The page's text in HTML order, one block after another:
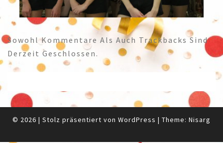
Sowohl Kommentare Als Auch Trackbacks Sind
Derzeit Geschlossen.
© 2026 | Stolz präsentiert von WordPress | Theme: Nisarg